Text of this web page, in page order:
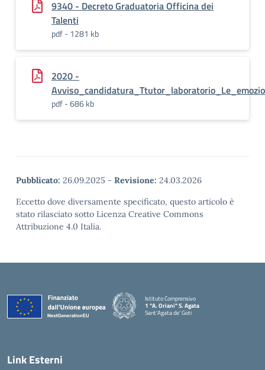
9340 - Decreto Graduatoria Officina dei
Talenti
pdf - 1281 kb
2020 -
pdf - 686 kb
Pubblicato: 26.09.2025 - Revisione: 24.03.2026
Eccetto dove diversamente specificato, questo articolo è
stato rilasciato sotto Licenza Creative Commons
Attribuzione 4.0 Italia.
Istituto Comprensivo
1 "A. Oriani" S. Agata
Sant'Agata de' Goti
— Visita la pagina iniziale della scuola
Link Esterni